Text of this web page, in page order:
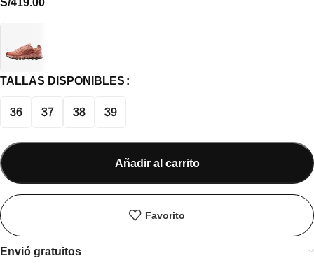
S/419.00
TALLAS DISPONIBLES
36 37 38 39
Añadir al carrito
Favorito
Envió gratuitos